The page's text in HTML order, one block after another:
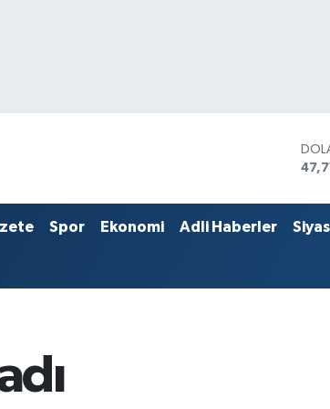
Spor Ekonomi Adli Haberler